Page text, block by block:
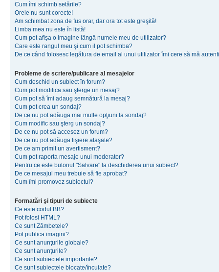
Cum îmi schimb setările?
Orele nu sunt corecte!
Am schimbat zona de fus orar, dar ora tot este greşită!
Limba mea nu este în listă!
Cum pot afişa o imagine lângă numele meu de utilizator?
Care este rangul meu şi cum il pot schimba?
De ce când folosesc legătura de email al unui utilizator îmi cere să mă
Probleme de scriere/publicare al mesajelor
Cum deschid un subiect în forum?
Cum pot modifica sau şterge un mesaj?
Cum pot să îmi adaug semnătură la mesaj?
Cum pot crea un sondaj?
De ce nu pot adăuga mai multe opţiuni la sondaj?
Cum modific sau şterg un sondaj?
De ce nu pot să accesez un forum?
De ce nu pot adăuga fişiere ataşate?
De ce am primit un avertisment?
Cum pot raporta mesaje unui moderator?
Pentru ce este butonul "Salvare" la deschiderea unui subiect?
De ce mesajul meu trebuie să fie aprobat?
Cum îmi promovez subiectul?
Formatări şi tipuri de subiecte
Ce este codul BB?
Pot folosi HTML?
Ce sunt Zâmbetele?
Pot publica imagini?
Ce sunt anunţurile globale?
Ce sunt anunţurile?
Ce sunt subiectele importante?
Ce sunt subiectele blocate/încuiate?